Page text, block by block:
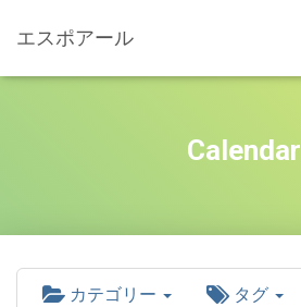
エスポアール
Calendar
カテゴリー タグ